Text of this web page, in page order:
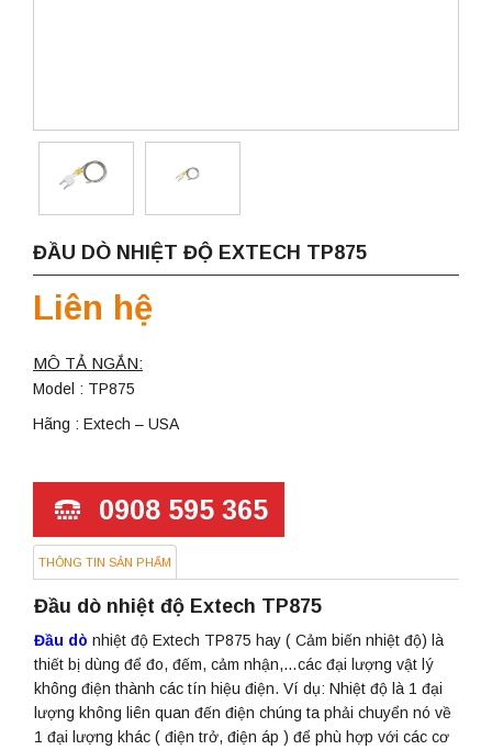
ĐẦU DÒ NHIỆT ĐỘ EXTECH TP875
Liên hệ
MÔ TẢ NGẮN:
Model : TP875
Hãng : Extech – USA
0908 595 365
THÔNG TIN SẢN PHẨM
Đầu dò nhiệt độ Extech TP875
Đầu dò nhiệt độ Extech TP875 hay ( Cảm biến nhiệt độ) là
thiết bị dùng để đo, đếm, cảm nhận,…các đại lượng vật lý
không điện thành các tín hiệu điện. Ví dụ: Nhiệt độ là 1 đại
lượng không liên quan đến điện chúng ta phải chuyển nó về
1 đại lượng khác ( điện trở, điện áp ) để phù hợp với các cơ